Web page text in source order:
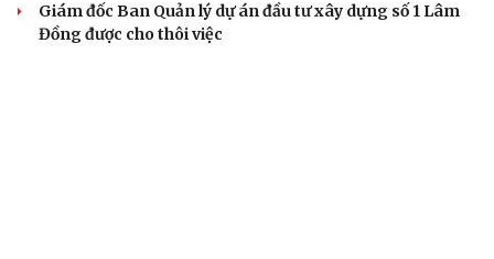
Giám đốc Ban Quản lý dự án đầu tư xây dựng số 1 Lâm
Đồng được cho thôi việc